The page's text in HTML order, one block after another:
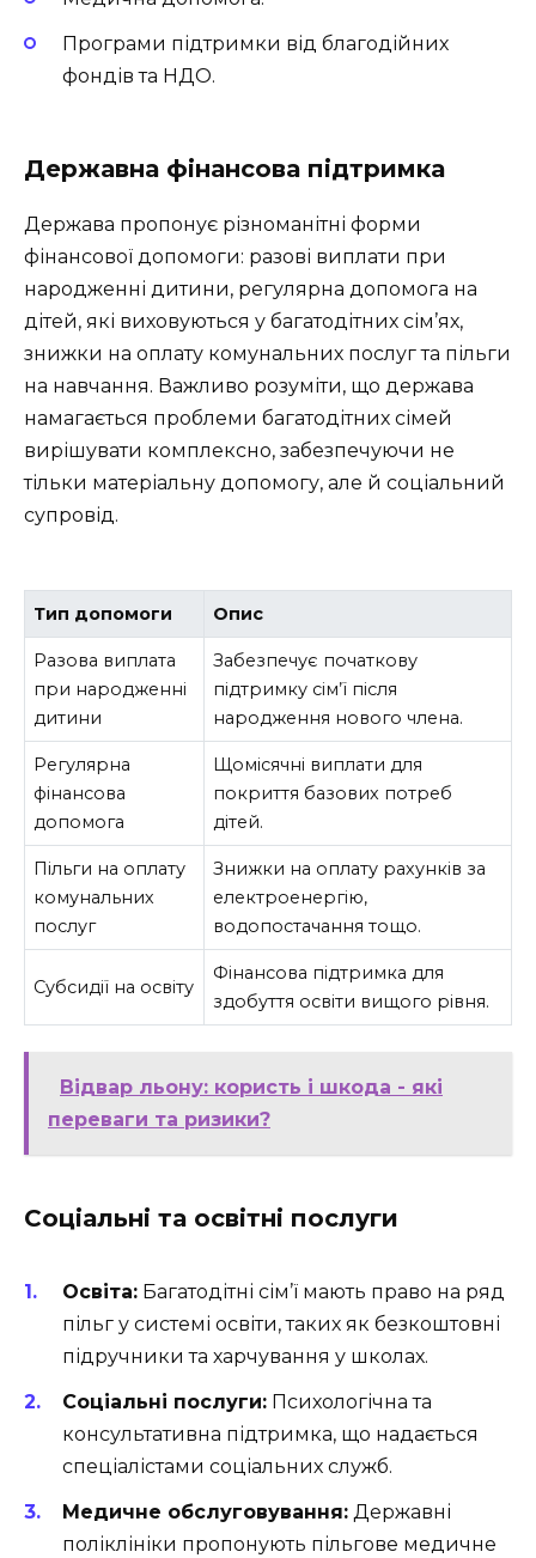
Програми підтримки від благодійних
фондів та НДО.
Державна фінансова підтримка
Держава пропонує різноманітні форми
фінансової допомоги: разові виплати при
народженні дитини, регулярна допомога на
дітей, які виховуються у багатодітних сім’ях,
знижки на оплату комунальних послуг та пільги
на навчання. Важливо розуміти, що держава
намагається проблеми багатодітних сімей
вирішувати комплексно, забезпечуючи не
тільки матеріальну допомогу, але й соціальний
супровід.
Тип допомоги Опис
Разова виплата
при народженні
дитини
Забезпечує початкову
підтримку сім’ї після
народження нового члена.
Регулярна
фінансова
допомога
Щомісячні виплати для
покриття базових потреб
дітей.
Пільги на оплату
комунальних
послуг
Знижки на оплату рахунків за
електроенергію,
водопостачання тощо.
Субсидії на освіту
Фінансова підтримка для
здобуття освіти вищого рівня.
Відвар льону: користь і шкода - які
переваги та ризики?
Соціальні та освітні послуги
Освіта: Багатодітні сім’ї мають право на ряд
пільг у системі освіти, таких як безкоштовні
підручники та харчування у школах.
Соціальні послуги: Психологічна та
консультативна підтримка, що надається
спеціалістами соціальних служб.
Медичне обслуговування: Державні
поліклініки пропонують пільгове медичне